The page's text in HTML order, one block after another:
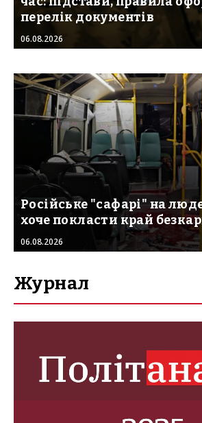
перелік документів
06.08.2026
Російське "сафарі" на
хоче покласти край
06.08.2026
Журнал